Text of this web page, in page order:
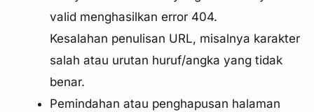
valid menghasilkan error 404.
Kesalahan penulisan URL, misalnya karakter
salah atau urutan huruf/angka yang tidak
benar.
Pemindahan atau penghapusan halaman